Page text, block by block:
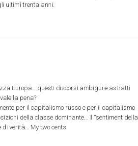
ultimi trenta anni.
Europa… questi discorsi ambigui e astratti
la pena?
per il capitalismo russo e per il capitalismo
della classe dominante… Il “sentiment della
di verità… My two cents.